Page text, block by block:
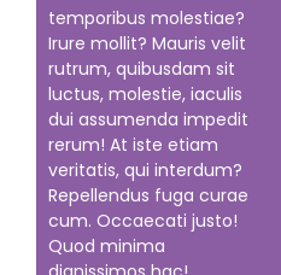
temporibus molestiae?
Irure mollit? Mauris velit
rutrum, quibusdam sit
luctus, molestie, iaculis
dui assumenda impedit
rerum! At iste etiam
veritatis, qui interdum?
Repellendus fuga curae
cum. Occaecati justo!
Quod minima